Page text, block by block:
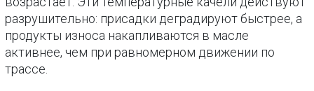
разрушительно: присадки деградируют быстрее, а
продукты износа накапливаются в масле
активнее, чем при равномерном движении по
трассе.